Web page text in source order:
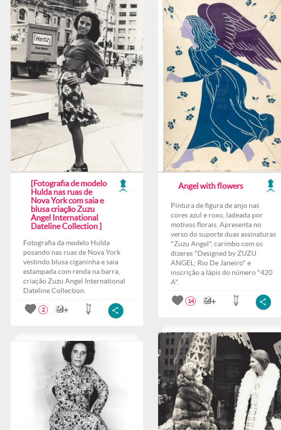
[Fotografia de modelo
Hulda nas ruas de
Nova York com saia e
blusa criação Zuzu
Angel International
Dateline Collection ]
Fotografia da modelo Hulda
posando nas ruas de Nova York
vestindo blusa ciganinha e saia
estampada com renda na barra,
criação Zuzu Angel International
Dateline Collection.
2
Angel with flowers
Pintura de figura de anjo nas
cores azul e roxo, ladeada por
motivos florais. Apresenta no
verso do suporte duas assinaturas
"Zuzu Angel", carimbo com os
dizeres "Designed by ZUZU
ANGEL; Rio De Janeiro" e
inscrição a lápis do número "420
A".
14